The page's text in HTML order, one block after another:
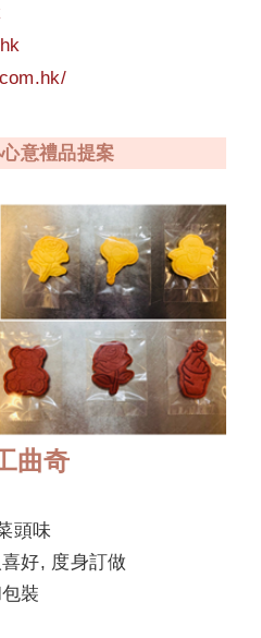
com.hk/
意禮品提案
曲奇
頭味
好, 度身訂做
裝